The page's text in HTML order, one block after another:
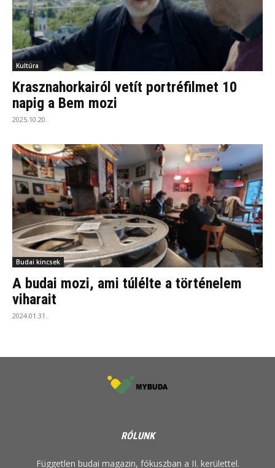
Kultúra
Krasznahorkairól vetít portréfilmet 10
napig a Bem mozi
2025.10.20.
Budai kincsek
A budai mozi, ami túlélte a történelem
viharait
2024.01.31.
RÓLUNK
Független budai magazin, fókuszban a II. kerülettel.